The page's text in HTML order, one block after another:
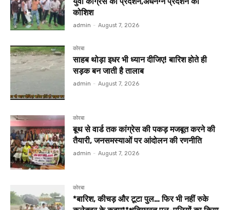
कोशिश
admin - August 7, 2026
कोरबा
साहब थोड़ा इधर भी ध्यान दीजिए! बारिश होते ही
सड़क बन जाती है तालाब
admin - August 7, 2026
कोरबा
बूथ से वार्ड तक कांग्रेस की पकड़ मजबूत करने की
तैयारी, जनसमस्याओं पर आंदोलन की रणनीति
admin - August 7, 2026
कोरबा
*बारिश, कीचड़ और टूटा पुल… फिर भी नहीं रुके